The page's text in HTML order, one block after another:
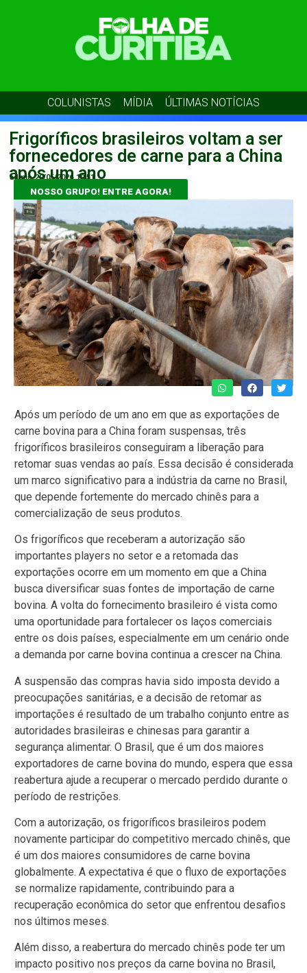
COLUNISTAS MÍDIA ÚLTIMAS NOTÍCIAS
Frigoríficos brasileiros voltam a ser
fornecedores de carne para a China
após um ano
admin 20/05/2026 10:51
NOSSO GRUPO! ENTRE AGORA!
Após um período de um ano em que as exportações de
carne bovina para a China foram suspensas, três
frigoríficos brasileiros conseguiram a liberação para
retomar suas vendas ao país. Essa decisão é considerada
um marco significativo para a indústria da carne no Brasil,
que depende fortemente do mercado chinês para a
comercialização de seus produtos.
Os frigoríficos que receberam a autorização são
importantes players no setor e a retomada das
exportações ocorre em um momento em que a China
busca diversificar suas fontes de importação de carne
bovina. A volta do fornecimento brasileiro é vista como
uma oportunidade para fortalecer os laços comerciais
entre os dois países, especialmente em um cenário onde
a demanda por carne bovina continua a crescer na China.
A suspensão das compras havia sido imposta devido a
preocupações sanitárias, e a decisão de retomar as
importações é resultado de um trabalho conjunto entre as
autoridades brasileiras e chinesas para garantir a
segurança alimentar. O Brasil, que é um dos maiores
exportadores de carne bovina do mundo, espera que essa
reabertura ajude a recuperar o mercado perdido durante o
período de restrições.
Com a autorização, os frigoríficos brasileiros podem
novamente participar do competitivo mercado chinês, que
é um dos maiores consumidores de carne bovina
globalmente. A expectativa é que o fluxo de exportações
se normalize rapidamente, contribuindo para a
recuperação econômica do setor que enfrentou desafios
nos últimos meses.
Além disso, a reabertura do mercado chinês pode ter um
impacto positivo nos preços da carne bovina no Brasil,